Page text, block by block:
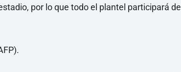
por lo que todo el plantel participará del